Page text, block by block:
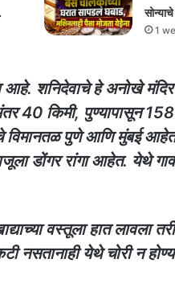
1
आहे. शनिदेवाचे हे अनोखे
40 किमी, पुण्यापासून
पुणे आणि मुंबई आहेत.
डोंगर रांगा आहेत. येथे
वस्तूला हात लावला
नसतानाही येथे चोरी न